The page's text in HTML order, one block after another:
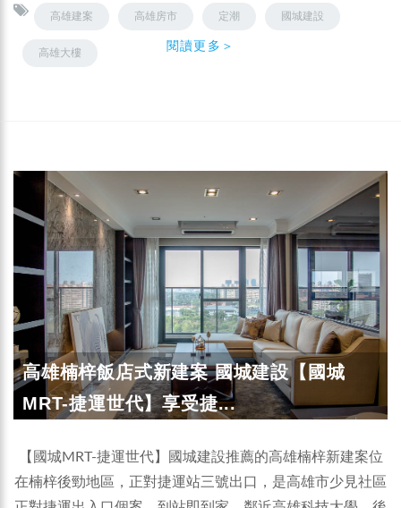
高雄建案 高雄房市 定潮 國城建設
高雄大樓 閱讀更多＞
高雄楠梓飯店式新建案 國城建設【國城
MRT-捷運世代】享受捷...
【國城MRT-捷運世代】國城建設推薦的高雄楠梓新建案位
在楠梓後勁地區，正對捷運站三號出口，是高雄市少見社區